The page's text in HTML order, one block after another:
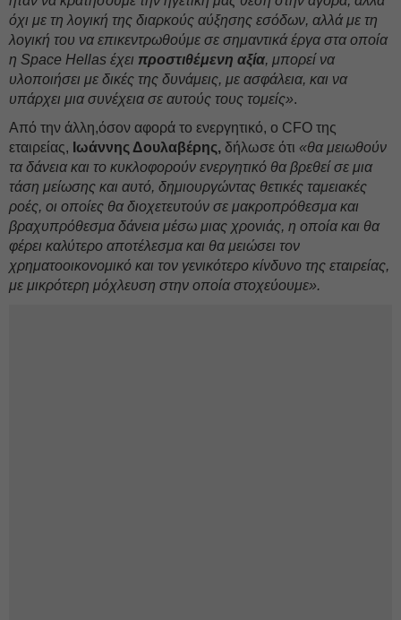
όχι με τη λογική της διαρκούς αύξησης εσόδων, αλλά με τη
λογική του να επικεντρωθούμε σε σημαντικά έργα στα οποία
η Space Hellas έχει προστιθέμενη αξία, μπορεί να
υλοποιήσει με δικές της δυνάμεις, με ασφάλεια, και να
υπάρχει μια συνέχεια σε αυτούς τους τομείς».
Από την άλλη,όσον αφορά το ενεργητικό, ο CFO της
εταιρείας, Ιωάννης Δουλαβέρης, δήλωσε ότι «θα μειωθούν
τα δάνεια και το κυκλοφορούν ενεργητικό θα βρεθεί σε μια
τάση μείωσης και αυτό, δημιουργώντας θετικές ταμειακές
ροές, οι οποίες θα διοχετευτούν σε μακροπρόθεσμα και
βραχυπρόθεσμα δάνεια μέσω μιας χρονιάς, η οποία και θα
φέρει καλύτερο αποτέλεσμα και θα μειώσει τον
χρηματοοικονομικό και τον γενικότερο κίνδυνο της εταιρείας,
με μικρότερη μόχλευση στην οποία στοχεύουμε».